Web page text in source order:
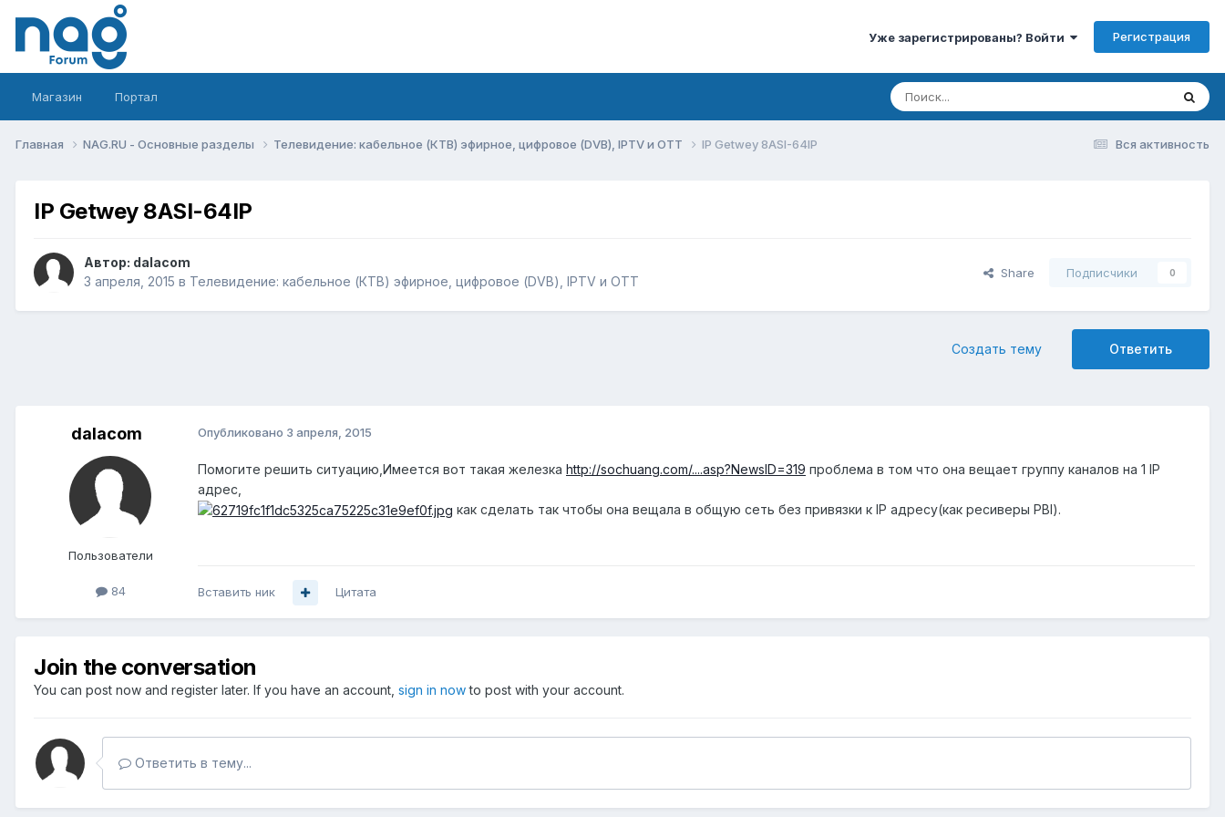
Уже зарегистрированы? Войти Регистрация
Магазин Портал
Вся активность
Главная NAG.RU - Основные разделы Телевидение: кабельное (КТВ) эфирное, цифровое (DVB), IPTV и OTT IP Getwey 8ASI-64IP
IP Getwey 8ASI-64IP
Автор: dalacom
3 апреля, 2015 в Телевидение: кабельное (КТВ) эфирное, цифровое (DVB), IPTV и OTT
Share Подписчики 0
Ответить
Создать тему
dalacom
Пользователи
84
Опубликовано 3 апреля, 2015
Помогите решить ситуацию,Имеется вот такая железка http://sochuang.com/....asp?NewsID=319 проблема в том что она вещает группу каналов на 1 IP
адрес,
как сделать так чтобы она вещала в общую сеть без привязки к IP адресу(как ресиверы PBI).
Вставить ник Цитата
Join the conversation
You can post now and register later. If you have an account, sign in nowto post with your account.
Ответить в тему...